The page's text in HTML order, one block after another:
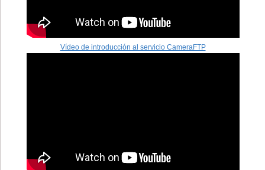
Vídeo de introducción al servicio CameraFTP